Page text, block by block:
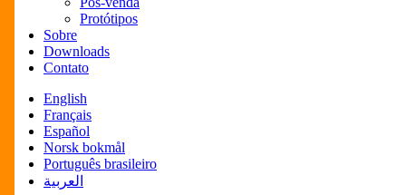
Protótipos
Sobre
Downloads
Contato
English
Français
Español
Norsk bokmål
Português brasileiro
العربية